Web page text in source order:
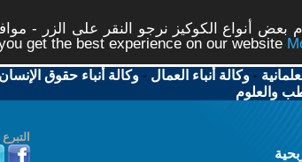
أنواع الكوكيز نرجو النقر على الزر -
get the best experience on our website
-وكالة أنباء العمال -وكالة أنباء حقوق الإنسان
والعلوم